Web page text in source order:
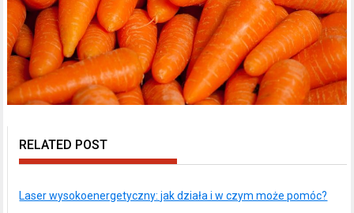
RELATED POST
Laser wysokoenergetyczny: jak działa i w czym może pomóc?